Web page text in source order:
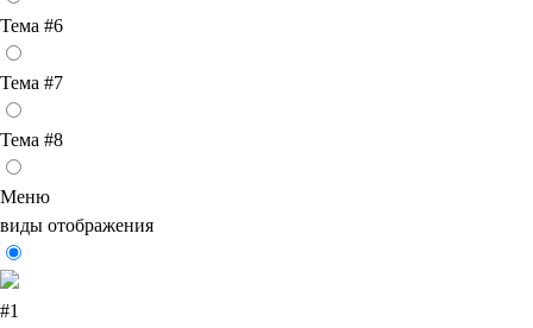
Тема #6
Тема #7
Тема #8
Меню
виды отображения
#1